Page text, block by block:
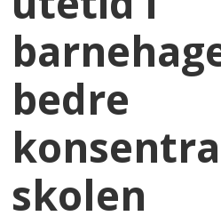
bedre
skolen